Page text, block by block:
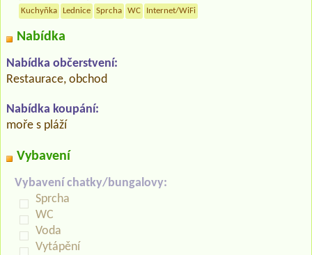
Kuchyňka Lednice Sprcha WC Internet/WiFi
Nabídka
Nabídka občerstvení:
Restaurace, obchod
Nabídka koupání:
moře s pláží
Vybavení
Vybavení chatky/bungalovy:
Sprcha
WC
Voda
Vytápění